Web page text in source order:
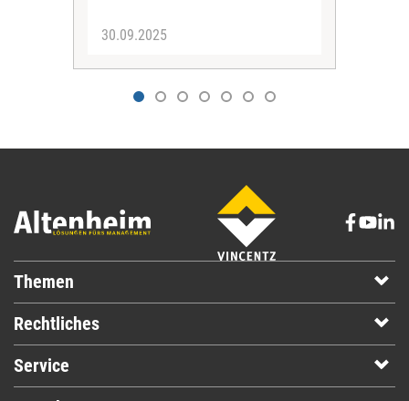
30.09.2025
Themen
Rechtliches
Service